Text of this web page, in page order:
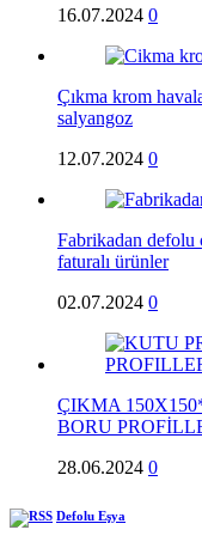
16.07.2024 0
Çıkma krom
salyangoz
12.07.2024 0
Fabrikadan defolu
faturalı ürünler
02.07.2024 0
ÇIKMA
BORU
28.06.2024 0
Defolu Eşya